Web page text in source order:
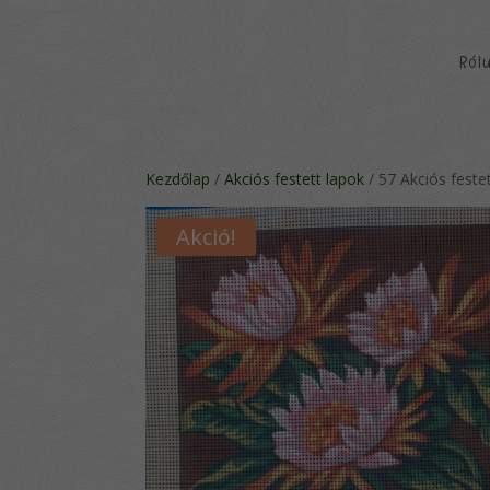
Kezdőlap / Akciós festett lapok/ 57 Akciós
Akció!